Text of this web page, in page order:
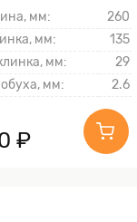
мм:
260
мм:
135
мм:
29
мм:
2.6
₽